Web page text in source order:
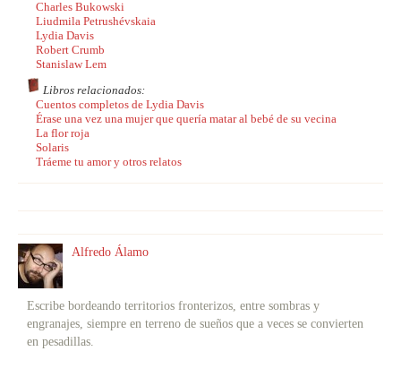
Charles Bukowski
Liudmila Petrushévskaia
Lydia Davis
Robert Crumb
Stanislaw Lem
Libros relacionados:
Cuentos completos de Lydia Davis
Érase una vez una mujer que quería matar al bebé de su vecina
La flor roja
Solaris
Tráeme tu amor y otros relatos
Alfredo Álamo
Escribe bordeando territorios fronterizos, entre sombras y
engranajes, siempre en terreno de sueños que a veces se convierten
en pesadillas.